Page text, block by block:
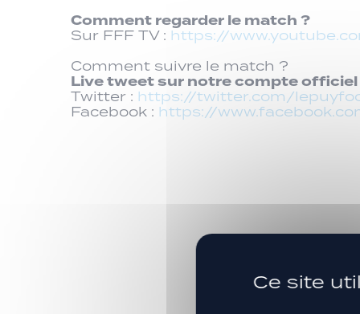
Comment regarder le match ?
Sur FFF TV : https://
Comment suivre le match ?
Live tweet sur notre compte
Twitter : https://twitter.com/
Facebook : https://
Ce site